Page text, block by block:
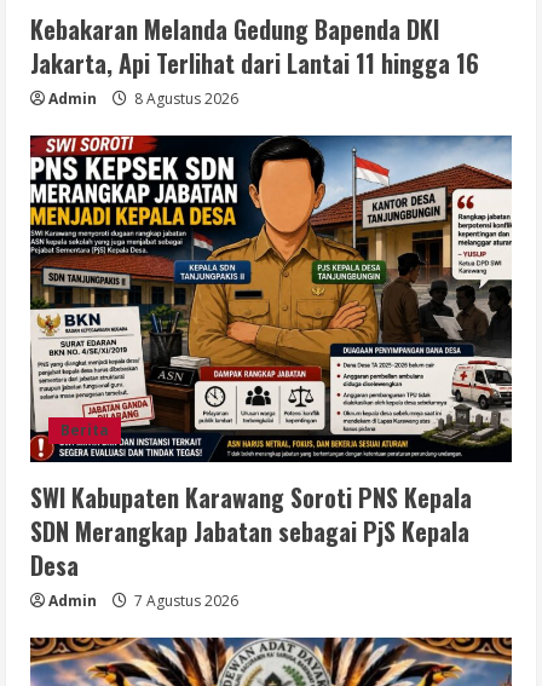
Kebakaran Melanda Gedung Bapenda DKI
Jakarta, Api Terlihat dari Lantai 11 hingga 16
Admin 8 Agustus 2026
Berita
SWI Kabupaten Karawang Soroti PNS Kepala
SDN Merangkap Jabatan sebagai PjS Kepala
Desa
Admin 7 Agustus 2026